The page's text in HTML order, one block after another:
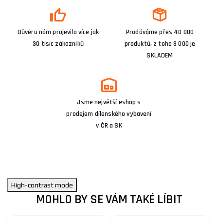
Důvěru nám projevilo více jak
30 tisíc zákazníků
Prodáváme přes 40 000
produktů, z toho 8 000 je
SKLADEM
Jsme největší eshop s
prodejem dílenského vybavení
v ČR a SK
High-contrast mode
MOHLO BY SE VÁM TAKÉ LÍBIT